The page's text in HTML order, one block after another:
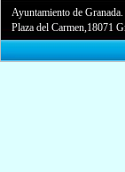
Ayuntamiento de
Plaza del Carmen,18071